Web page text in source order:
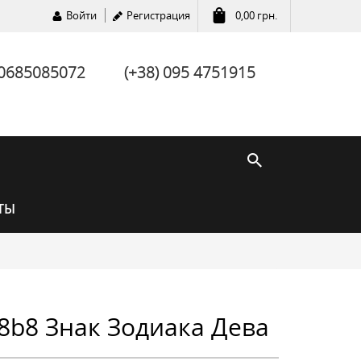
Войти Регистрация 0,00 грн.
(+38) 095 4751915
Знак Зодиака Дева